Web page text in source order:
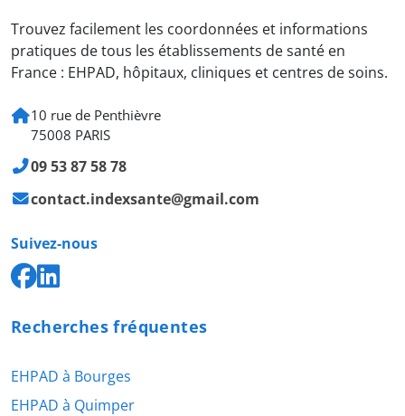
Trouvez facilement les coordonnées et informations
pratiques de tous les établissements de santé en
France : EHPAD, hôpitaux, cliniques et centres de soins.
10 rue de Penthièvre
75008 PARIS
09 53 87 58 78
contact.indexsante@gmail.com
Suivez-nous
Recherches fréquentes
EHPAD à Bourges
EHPAD à Quimper